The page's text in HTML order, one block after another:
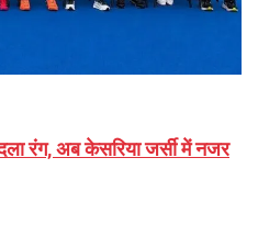
रंग, अब केसरिया जर्सी में नजर